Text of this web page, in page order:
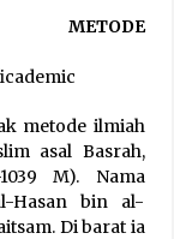
dan Spiritual 80
METODE
metode ilmiah
asal Basrah,
M). Nama
Hasan bin al-
Di barat ia